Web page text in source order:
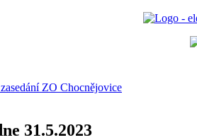
ZO Chocnějovice
31.5.2023